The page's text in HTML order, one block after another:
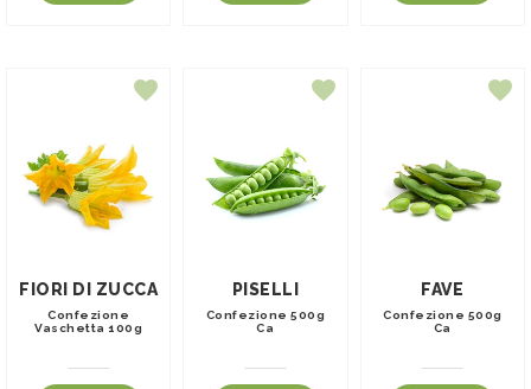
FIORI DI ZUCCA
Confezione
Vaschetta 100g
PISELLI
Confezione 500g
Ca
FAVE
Confezione 500g
Ca